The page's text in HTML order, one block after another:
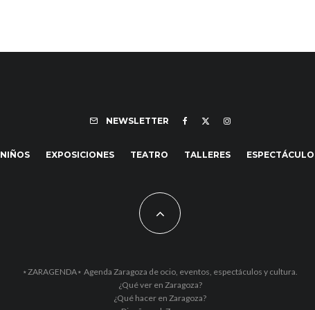
NEWSLETTER
NIÑOS EXPOSICIONES TEATRO TALLERES
⋆ZARAGENDA⋆ Agenda Zaragoza de ocio, eventos, espectáculos y cultura.
¿Qué ver en Zaragoza?
¿Qué hacer en Zaragoza?